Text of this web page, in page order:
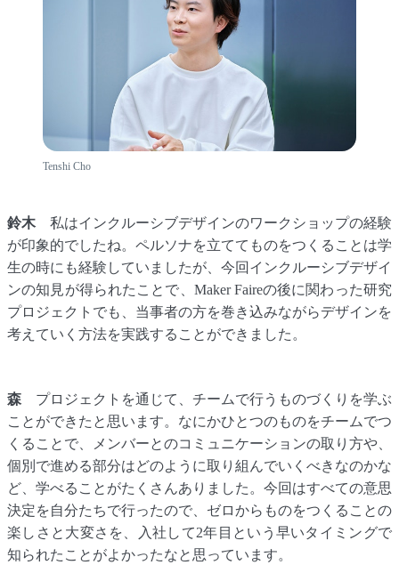
Tenshi Cho
鈴木私はインクルーシブデザインのワークショップの経験
が印象的でしたね。ペルソナを立ててものをつくることは学
生の時にも経験していましたが、今回インクルーシブデザイ
ンの知見が得られたことで、Maker Faireの後に関わった研究
プロジェクトでも、当事者の方を巻き込みながらデザインを
考えていく方法を実践することができました。
森 プロジェクトを通じて、チームで行うものづくりを学ぶ
ことができたと思います。なにかひとつのものをチームでつ
くることで、メンバーとのコミュニケーションの取り方や、
個別で進める部分はどのように取り組んでいくべきなのかな
ど、学べることがたくさんありました。今回はすべての意思
決定を自分たちで行ったので、ゼロからものをつくることの
楽しさと大変さを、入社して2年目という早いタイミングで
知られたことがよかったなと思っています。